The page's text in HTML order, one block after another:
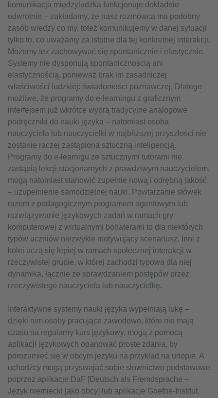
komunikacja międzyludzka funkcjonuje dokładnie
odwrotnie – zakładamy, że nasz rozmówca ma podobny
zasób wiedzy co my, toteż komunikujemy w danej sytuacji
tylko to, co uważamy za istotne dla tej konkretnej interakcji.
Możemy też zachowywać się spontanicznie i elastycznie.
Systemy nie dysponują spontanicznością ani
elastycznością, ponieważ brak im zasadniczej
właściwości ludzkiej: świadomości poznawczej. Dlatego
możliwe, że programy do e-learningu z graficznym
interfejsem już wkrótce wyprą tradycyjne analogowe
podręczniki do nauki języka – natomiast osoba
nauczyciela lub nauczycielki w najbliższej przyszłości nie
zostanie raczej zastąpiona sztuczną inteligencją.
Programy do e-learnigu ze sztucznymi tutorami nie
zastąpią lekcji stacjonarnych z prawdziwym nauczycielem,
mogą natomiast stanowić zupełnie nową i odrębną jakość
– uzupełnienie samodzielnej nauki. Powtarzanie słówek
razem z pedagogicznym programem agentowym lub
rozwiązywanie językowych zadań w ramach gry
komputerowej z wirtualnymi bohaterami to dla niektórych
typów uczniów niezwykle motywujący scenariusz. Inni z
kolei uczą się lepiej w ramach społecznej interakcji w
rzeczywistej grupie, w której zachodzi typowa dla niej
dynamika, łącznie ze sprawdzaniem postępów przez
rzeczywistego nauczyciela lub nauczycielkę.
Interaktywne systemy nauki języka wypełniają lukę –
dzięki nim osoby pracujące zawodowo, które nie mają
czasu na regularny kurs językowy, mogą z pomocą
aplikacji językowych opanować proste zdania, by
porozumieć się w obcym języku na przykład na urlopie. A
uchodźcy mogą przyswajać sobie słownictwo podstawowe
poprzez aplikacje DaF [Deutsch als Fremdsprache –
Język niemiecki jako obcy] lub aplikacje Goethe-Institut,